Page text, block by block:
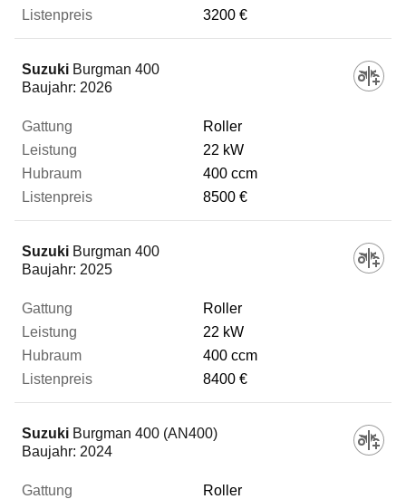
3200 €
Suzuki Burgman 400
Baujahr: 2026
Roller
22 kW
400 ccm
8500 €
Suzuki Burgman 400
Baujahr: 2025
Roller
22 kW
400 ccm
8400 €
Suzuki Burgman 400 (AN400)
Baujahr: 2024
Roller